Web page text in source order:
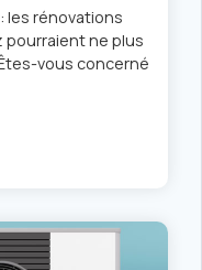
les rénovations
pourraient ne plus
vous concerné